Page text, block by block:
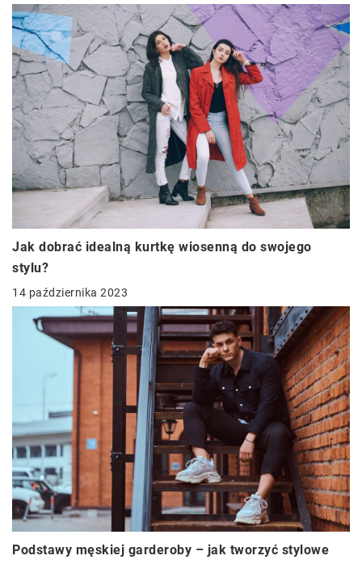
Jak dobrać idealną kurtkę wiosenną do swojego
stylu?
14 października 2023
Podstawy męskiej garderoby – jak tworzyć stylowe